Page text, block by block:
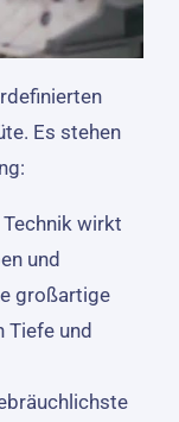
Es stehen
wirkt
und
großartige
Tiefe und